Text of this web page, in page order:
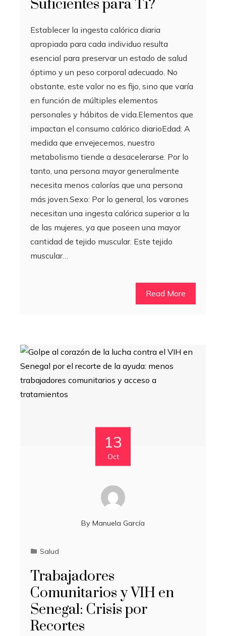
Suficientes para Ti?
Establecer la ingesta calórica diaria
apropiada para cada individuo resulta
esencial para preservar un estado de salud
óptimo y un peso corporal adecuado. No
obstante, este valor no es fijo, sino que varía
en función de múltiples elementos
personales y hábitos de vida.Elementos que
impactan el consumo calórico diarioEdad: A
medida que envejecemos, nuestro
metabolismo tiende a desacelerarse. Por lo
tanto, una persona mayor generalmente
necesita menos calorías que una persona
más joven.Sexo: Por lo general, los varones
necesitan una ingesta calórica superior a la
de las mujeres, ya que poseen una mayor
cantidad de tejido muscular. Este tejido
muscular…
Read More
13
Oct
By Manuela García
Salud
Trabajadores
Comunitarios y VIH en
Senegal: Crisis por
Recortes